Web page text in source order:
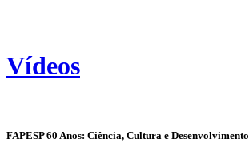
Vídeos
FAPESP 60 Anos: Ciência, Cultura e Desenvolvimento